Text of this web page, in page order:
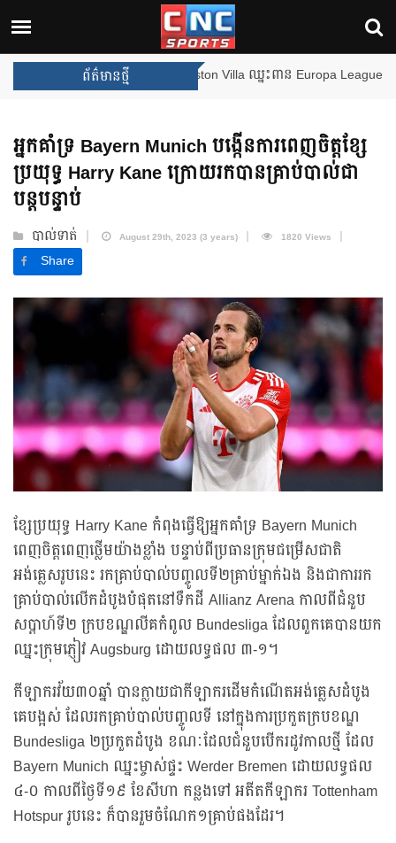
ព័ត៌មានថ្មី
ឈ្នះពានរង្វាន់បន្ថែមទៀត បន្ទាប់ពី Aston Villa ឈ្នះពាន Europa League
អ្នកគាំទ្រ Bayern Munich បង្កើនការពេញចិត្តខ្សែ
ប្រយុទ្ធ Harry Kane ក្រោយរកបានគ្រាប់បាល់ជា
បន្តបន្ទាប់
បាល់ទាត់ August 29th, 2023 (3 years) 1820 Views
Share
ខ្សែប្រយុទ្ធ Harry Kane កំពុងធ្វើឱ្យអ្នកគាំទ្រ Bayern Munich
ពេញចិត្តពេញថ្លើមយ៉ាងខ្លាំង បន្ទាប់ពីប្រធានក្រុមជម្រើសជាតិ
អង់គ្លេសរូបនេះ រកគ្រាប់បាល់បញ្ចូលទី២គ្រាប់ម្នាក់ឯង និងជាការរក
គ្រាប់បាល់លើកដំបូងបំផុតនៅទឹកដី Allianz Arena កាលពីជំនួប
សប្តាហ៍ទី២ ក្របខណ្ឌលីគកំពូល Bundesliga ដែលពួកគេបានយក
ឈ្នះក្រុមភ្ញៀវ Augsburg ដោយលទ្ធផល ៣-១។
កីឡាករវ័យ៣០ឆ្នាំ បានក្លាយជាកីឡាករដើមកំណើតអង់គ្លេសដំបូង
គេបង្អស់ ដែលរកគ្រាប់បាល់បញ្ចូលទី នៅក្នុងការប្រកួតក្របខណ្ឌ
Bundesliga ២ប្រកួតដំបូង ខណៈដែលជំនួបបើករដូវកាលថ្មី ដែល
Bayern Munich ឈ្នះម្ចាស់ផ្ទះ Werder Bremen ដោយលទ្ធផល
៤-០ កាលពីថ្ងៃទី១៩ ខែសីហា កន្លងទៅ អតីតកីឡាករ Tottenham
Hotspur រូបនេះ ក៏បានរួមចំណែក១គ្រាប់ផងដែរ។